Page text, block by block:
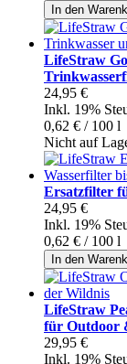
In den
LifeStraw
24,95 €
Inkl. 19%
0,62 € / 100 l
Nicht auf
Ersatzfilter
24,95 €
Inkl. 19%
0,62 € / 100 l
In den
LifeStraw
für Outdoor
29,95 €
Inkl. 19%